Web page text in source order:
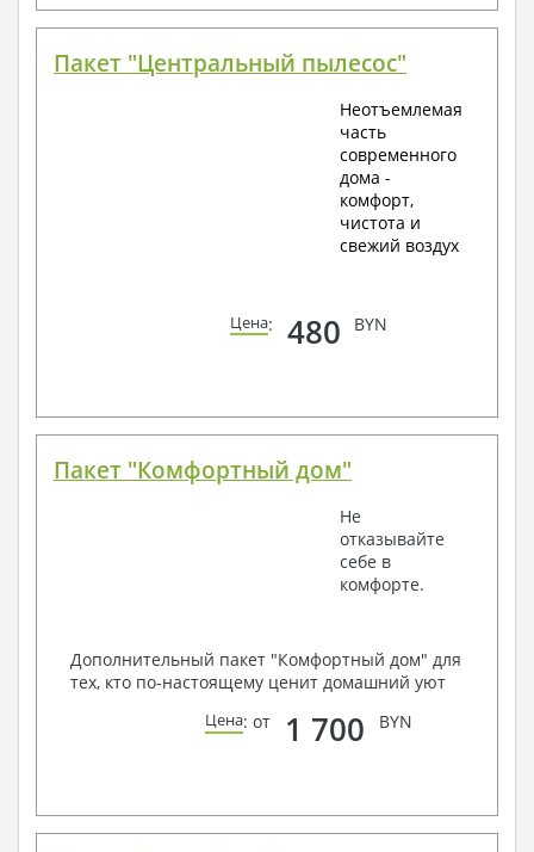
Пакет "Центральный пылесос"
Неотъемлемая
часть
современного
дома -
комфорт,
чистота и
свежий воздух
Цена: 480 BYN
Пакет "Комфортный дом"
Не
отказывайте
себе в
комфорте.
Дополнительный пакет "Комфортный дом" для
тех, кто по-настоящему ценит домашний уют
Цена: от 1 700 BYN